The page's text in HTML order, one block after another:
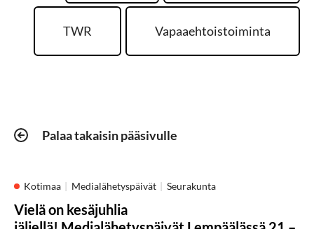
TWR Vapaaehtoistoiminta
Palaa takaisin pääsivulle
Kotimaa Medialähetyspäivät Seurakunta
Vielä on kesäjuhlia